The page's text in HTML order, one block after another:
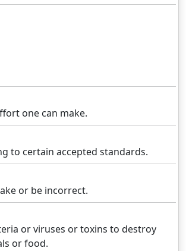
one can make.
to certain accepted standards.
or be incorrect.
or viruses or toxins to destroy
or food.